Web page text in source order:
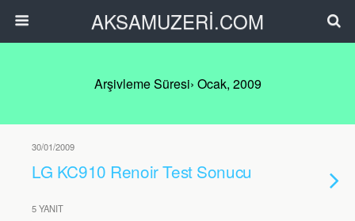
AKSAMUZERİ.COM
Arşivleme Süresi› Ocak, 2009
30/01/2009
LG KC910 Renoir Test Sonucu
5 YANIT